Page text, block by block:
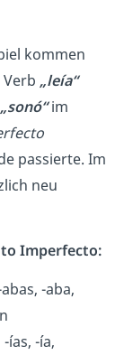
kommen
„leía“
„sonó“im
passierte. Im
neu
Imperfecto:
-aba,
ías, -ía,